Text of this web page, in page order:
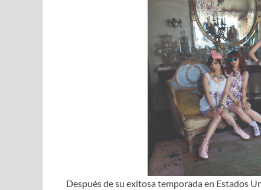
Después de su exitosa temporada en Estados